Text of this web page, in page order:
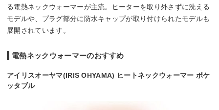
る電熱ネックウォーマーが主流。ヒーターを取り外さずに洗える
モデルや、プラグ部分に防水キャップが取り付けられたモデルも
展開されています。
電熱ネックウォーマーのおすすめ
アイリスオーヤマ(IRIS OHYAMA) ヒートネックウォーマー ポケ
ッタブル